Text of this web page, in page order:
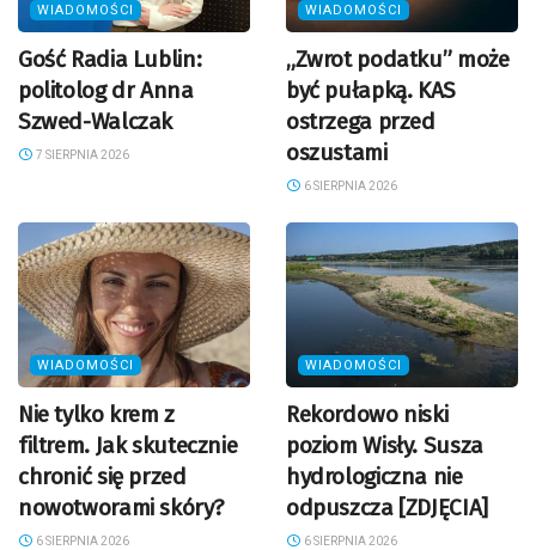
WIADOMOŚCI
Gość Radia Lublin:
politolog dr Anna
Szwed-Walczak
7 SIERPNIA 2026
WIADOMOŚCI
„Zwrot podatku” może
być pułapką. KAS
ostrzega przed
oszustami
6 SIERPNIA 2026
WIADOMOŚCI
Nie tylko krem z
filtrem. Jak skutecznie
chronić się przed
nowotworami skóry?
6 SIERPNIA 2026
WIADOMOŚCI
Rekordowo niski
poziom Wisły. Susza
hydrologiczna nie
odpuszcza [ZDJĘCIA]
6 SIERPNIA 2026